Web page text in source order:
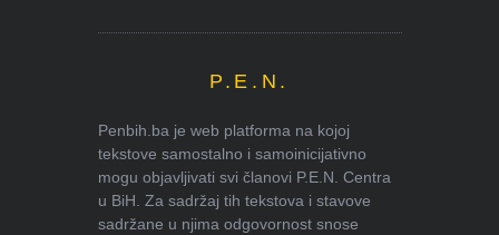
P.E.N.
Penbih.ba je web platforma na kojoj
tekstove samostalno i samoinicijativno
mogu objavljivati svi članovi P.E.N. Centra
u BiH. Za sadržaj tih tekstova i stavove
sadržane u njima odgovornost snose